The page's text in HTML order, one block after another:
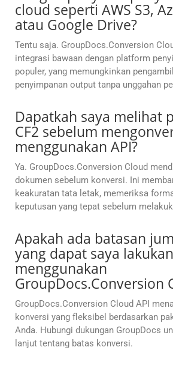
cloud seperti AWS S3,
atau Google Drive?
Tentu saja. GroupDocs.Conversion
integrasi bawaan dengan platform
populer, yang memungkinkan
penyimpanan output tanpa unggahan
Dapatkah saya melihat
CF2 sebelum
menggunakan API?
Ya. GroupDocs.Conversion Cloud
dokumen sebelum konversi. Ini
keakuratan tata letak, memeriksa
keputusan yang tepat sebelum
Apakah ada batasan
yang dapat saya lakukan
menggunakan
GroupDocs.Conversion
GroupDocs.Conversion Cloud API
konversi yang fleksibel berdasarkan
Anda. Hubungi dukungan GroupDocs
lanjut tentang batas konversi.